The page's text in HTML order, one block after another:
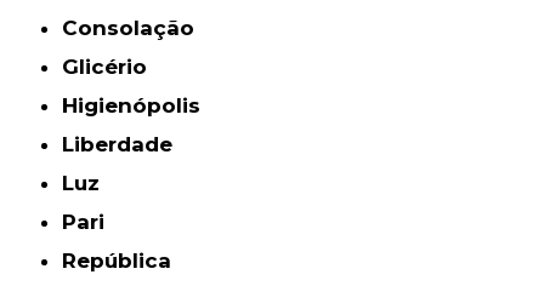
Consolação
Glicério
Higienópolis
Liberdade
Luz
Pari
República